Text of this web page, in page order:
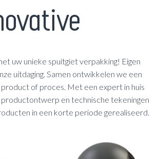
uw unieke spuitgiet verpakking! Eigen
uitdaging. Samen ontwikkelen we een
of proces. Met een expert in huis
productontwerp en technische tekeningen
in een korte periode gerealiseerd.